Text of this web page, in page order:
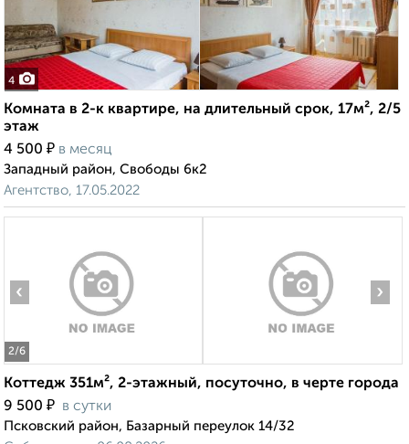
4
Комната в 2-к квартире, на длительный срок, 17м², 2/5
этаж
4 500 ₽ в месяц
Западный район, Свободы 6к2
Агентство, 17.05.2022
2/6
‹ ›
Коттедж 351м², 2-этажный, посуточно, в черте города
9 500 ₽ в сутки
Псковский район, Базарный переулок 14/32